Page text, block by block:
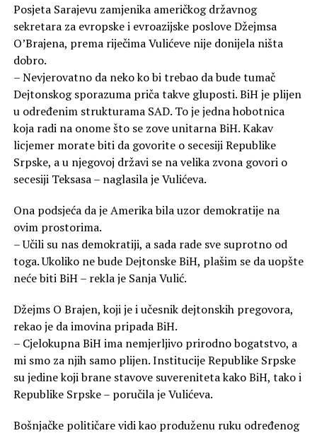
Posjeta Sarajevu zamjenika američkog državnog
sekretara za evropske i evroazijske poslove Džejmsa
O’Brajena, prema riječima Vulićeve nije donijela ništa
dobro.
– Nevjerovatno da neko ko bi trebao da bude tumač
Dejtonskog sporazuma priča takve gluposti. BiH je plijen
u određenim strukturama SAD. To je jedna hobotnica
koja radi na onome što se zove unitarna BiH. Kakav
licjemer morate biti da govorite o secesiji Republike
Srpske, a u njegovoj državi se na velika zvona govori o
secesiji Teksasa – naglasila je Vulićeva.
Ona podsjeća da je Amerika bila uzor demokratije na
ovim prostorima.
– Učili su nas demokratiji, a sada rade sve suprotno od
toga. Ukoliko ne bude Dejtonske BiH, plašim se da uopšte
neće biti BiH – rekla je Sanja Vulić.
Džejms O Brajen, koji je i učesnik dejtonskih pregovora,
rekao je da imovina pripada BiH.
– Cjelokupna BiH ima nemjerljivo prirodno bogatstvo, a
mi smo za njih samo plijen. Institucije Republike Srpske
su jedine koji brane stavove suvereniteta kako BiH, tako i
Republike Srpske – poručila je Vulićeva.
Bošnjačke političare vidi kao produženu ruku određenog